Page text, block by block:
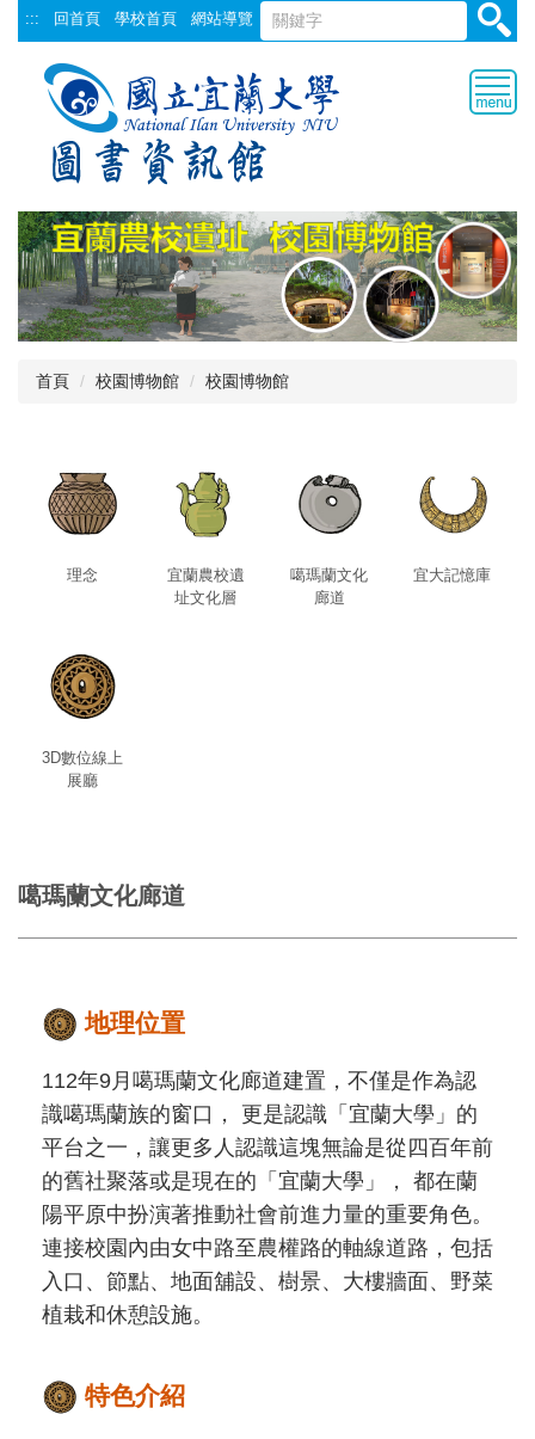
跳
到
::: 回首頁 學校首頁 網站導覽
首頁 校園博物館 校園博物館
理念
宜蘭農校遺
址文化層
噶瑪蘭文化
廊道
宜大記憶庫
3D數位線上
展廳
噶瑪蘭文化廊道
地理位置
112年9月噶瑪蘭⽂化廊道建置，不僅是作為認
識噶瑪蘭族的窗⼝， 更是認識「宜蘭⼤學」的
平台之⼀，讓更多⼈認識這塊無論是從四百年前
的舊社聚落或是現在的「宜蘭⼤學」， 都在蘭
陽平原中扮演著推動社會前進⼒量的重要⾓⾊。
連接校園內由女中路⾄農權路的軸線道路，包括
入⼝、節點、地⾯舖設、樹景、⼤樓牆⾯、野菜
植栽和休憩設施。
特色介紹